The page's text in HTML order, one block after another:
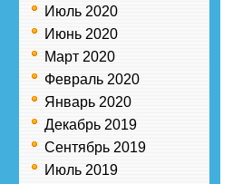
Июль 2020
Июнь 2020
Март 2020
Февраль 2020
Январь 2020
Декабрь 2019
Сентябрь 2019
Июль 2019